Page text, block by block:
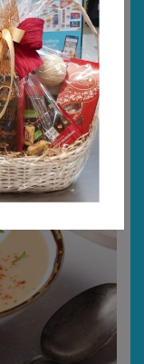
40 minut